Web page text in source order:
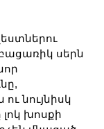
սերն
նույնիսկ
լոկ խոսքի